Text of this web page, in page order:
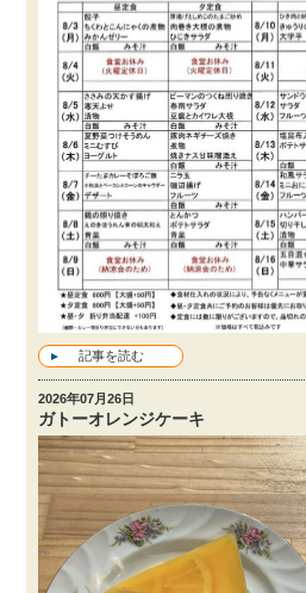
記事を読む
2026年07月26日
ガトーオレンジケーキ